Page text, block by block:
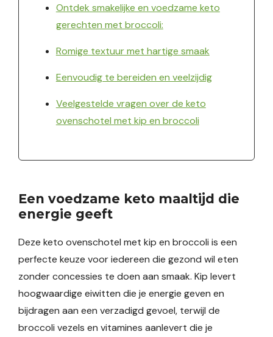
Ontdek smakelijke en voedzame keto
gerechten met broccoli:
Romige textuur met hartige smaak
Eenvoudig te bereiden en veelzijdig
Veelgestelde vragen over de keto
ovenschotel met kip en broccoli
Een voedzame keto maaltijd die
energie geeft
Deze keto ovenschotel met kip en broccoli is een
perfecte keuze voor iedereen die gezond wil eten
zonder concessies te doen aan smaak. Kip levert
hoogwaardige eiwitten die je energie geven en
bijdragen aan een verzadigd gevoel, terwijl de
broccoli vezels en vitamines aanlevert die je